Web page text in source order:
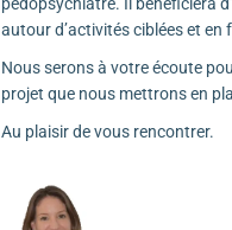
pédopsychiatre. Il bénéficiera
autour d’activités ciblées et en
Nous serons à votre écoute
projet que nous mettrons en
Au plaisir de vous rencontrer.